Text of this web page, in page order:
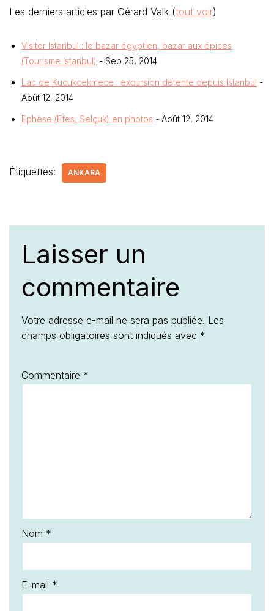
Les derniers articles par Gérard Valk (tout voir)
Visiter Istanbul : le bazar égyptien, bazar aux épices
(Tourisme Istanbul) - Sep 25, 2014
Lac de Kucukcekmece : excursion détente depuis Istanbul -
Août 12, 2014
Ephèse (Efes, Selçuk) en photos - Août 12, 2014
Étiquettes: ANKARA
Laisser un
commentaire
Votre adresse e-mail ne sera pas publiée. Les
champs obligatoires sont indiqués avec *
Commentaire *
Nom *
E-mail *